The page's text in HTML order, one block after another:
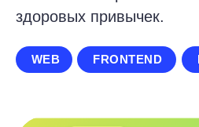
Связаться с нами